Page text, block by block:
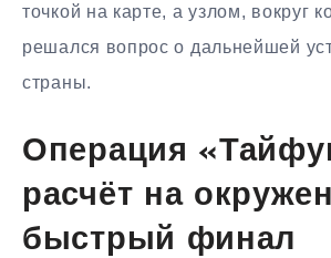
точкой на карте, а узлом, вокруг
решался вопрос о дальнейшей
страны.
Операция
расчёт на
быстрый финал